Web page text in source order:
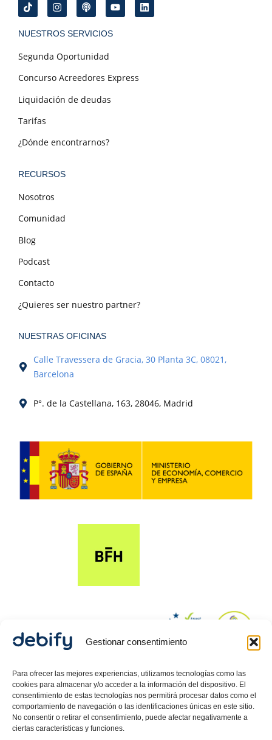
Gestionar consentimiento
Para ofrecer las mejores experiencias, utilizamos tecnologías como las
cookies para almacenar y/o acceder a la información del dispositivo. El
consentimiento de estas tecnologías nos permitirá procesar datos como el
comportamiento de navegación o las identificaciones únicas en este sitio.
No consentir o retirar el consentimiento, puede afectar negativamente a
ciertas características y funciones.
NUESTROS SERVICIOS
Segunda Oportunidad
Concurso Acreedores Express
Liquidación de deudas
Tarifas
¿Dónde encontrarnos?
RECURSOS
Nosotros
Comunidad
Blog
Podcast
Contacto
¿Quieres ser nuestro partner?
NUESTRAS OFICINAS
Calle Travessera de Gracia, 30 Planta 3C, 08021,
Barcelona
P°. de la Castellana, 163, 28046, Madrid
© 2024 Debify – Derechos reservados.
Política de Privacidad
Aviso Legal